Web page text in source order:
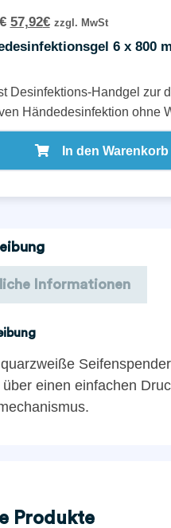
Informationen
einen einfachen
57,92€ zzgl. MwSt
6 x 800
Desinfektions-Handgel zur
Händedesinfektion ohne
In den Warenkorb
Produkte